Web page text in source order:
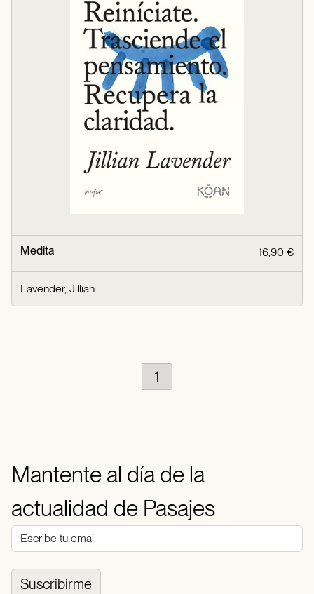
Medita 16,90 €
Lavender, Jillian
1
Mantente al día de la
actualidad de Pasajes
Suscribirme